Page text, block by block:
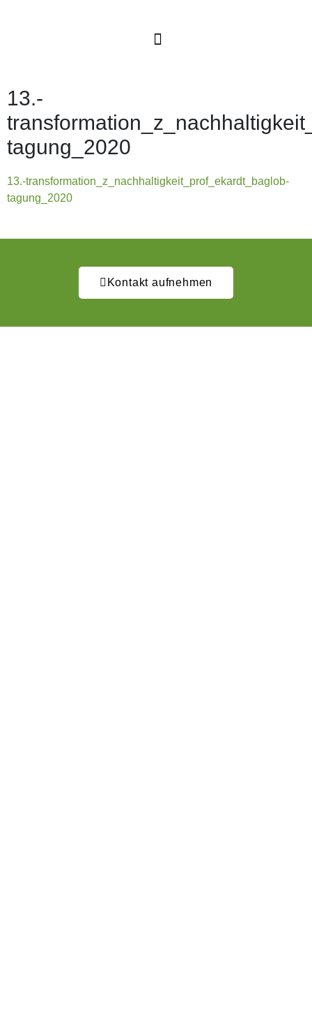
13.-
tagung_2020
13.-transformation_z_nachhaltigkeit_prof_ekardt_baglob-
tagung_2020
Kontakt aufnehmen